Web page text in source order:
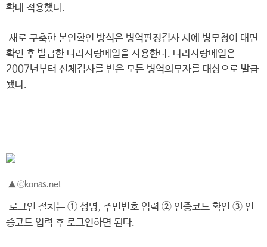
확대 적용했다.
새로 구축한 본인확인 방식은 병역판정검사 시에 병무청이 대면
확인 후 발급한 나라사랑메일을 사용한다. 나라사랑메일은
2007년부터 신체검사를 받은 모든 병역의무자를 대상으로 발급
됐다.
▲ ⓒkonas.net
로그인 절차는 ➀ 성명, 주민번호 입력 ➁ 인증코드 확인 ➂ 인
증코드 입력 후 로그인하면 된다.